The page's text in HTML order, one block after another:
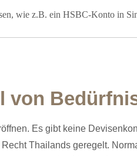
wie z.B. ein HSBC-Konto in
von
Es gibt keine
Thailands geregelt.